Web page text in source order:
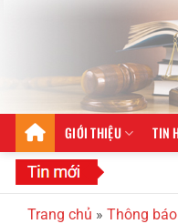
GIỚI THIỆU TIN
Trang chủ » Thông